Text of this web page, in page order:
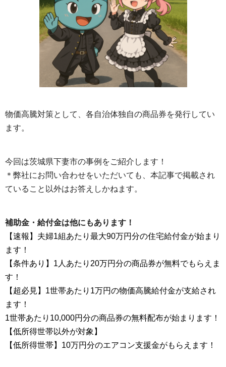
物価高騰対策として、各自治体独自の商品券を発行してい
ます。
今回は茨城県下妻市の事例をご紹介します！
＊弊社にお問い合わせをいただいても、本記事で掲載され
ていること以外はお答えしかねます。
補助金・給付金は他にもあります！
【速報】夫婦1組あたり最大90万円分の住宅給付金が始まり
ます！
【条件あり】1人あたり20万円分の商品券が無料でもらえま
す！
【超必見】1世帯あたり1万円の物価高騰給付金が支給され
ます！
1世帯あたり10,000円分の商品券の無料配布が始まります！
【低所得世帯以外が対象】
【低所得世帯】10万円分のエアコン支援金がもらえます！